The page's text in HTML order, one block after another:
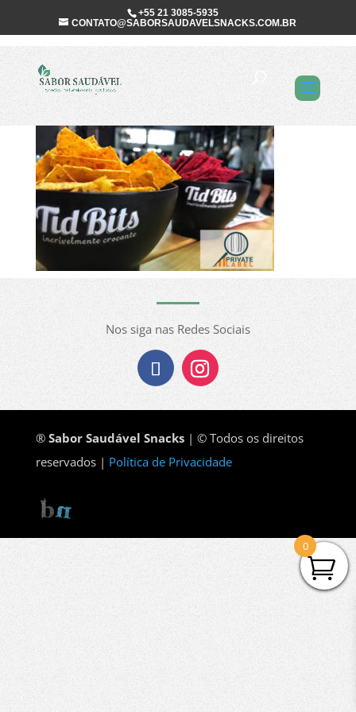
+55 21 3085-5935
CONTATO@SABORSAUDAVELSNACKS.COM.BR
Private Label
Nos siga nas Redes Sociais
® Sabor Saudável Snacks | © Todos os direitos
reservados | Política de Privacidade
0